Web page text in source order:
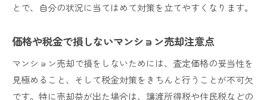
とで、自分の状況に当てはめて対策を立てやすくなります。
価格や税金で損しないマンション売却注意点
マンション売却で損をしないためには、査定価格の妥当性を
見極めること、そして税金対策をきちんと行うことが不可欠
です。特に売却益が出た場合は、譲渡所得税や住民税などの